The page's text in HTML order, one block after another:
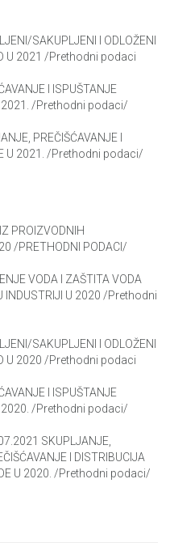
SAKUPLJENI I ODLOŽENI
U 2021 /Prethodni podaci
I ISPUŠTANJE
2021. /Prethodni podaci/
PREČIŠĆAVANJE I
U 2021. /Prethodni podaci/
PROIZVODNIH
/PRETHODNI PODACI/
VODA I ZAŠTITA VODA
INDUSTRIJI U 2020 /Prethodni
SAKUPLJENI I ODLOŽENI
U 2020 /Prethodni podaci
I ISPUŠTANJE
2020. /Prethodni podaci/
SKUPLJANJE,
I DISTRIBUCIJA
U 2020. /Prethodni podaci/